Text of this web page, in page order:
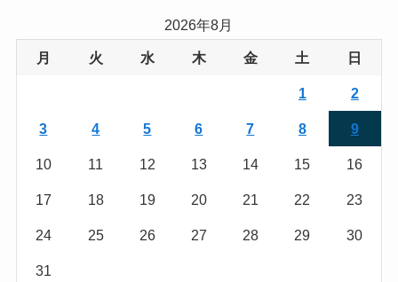
e
2026年8月
月 火 水 木 金 土 日
1 2
3 4 5 6 7 8 9
10 11 12 13 14 15 16
17 18 19 20 21 22 23
24 25 26 27 28 29 30
31